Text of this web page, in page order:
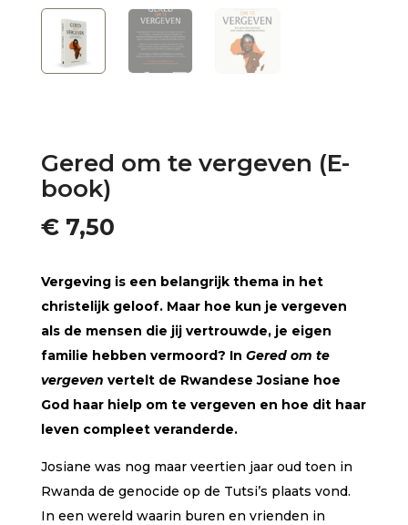
Gered om te vergeven (E-
book)
€7,50
Vergeving is een belangrijk thema in het
christelijk geloof. Maar hoe kun je vergeven
als de mensen die jij vertrouwde, je eigen
familie hebben vermoord? In Gered om te
vergeven vertelt de Rwandese Josiane hoe
God haar hielp om te vergeven en hoe dit haar
leven compleet veranderde.
Josiane was nog maar veertien jaar oud toen in
Rwanda de genocide op de Tutsi’s plaats vond.
In een wereld waarin buren en vrienden in